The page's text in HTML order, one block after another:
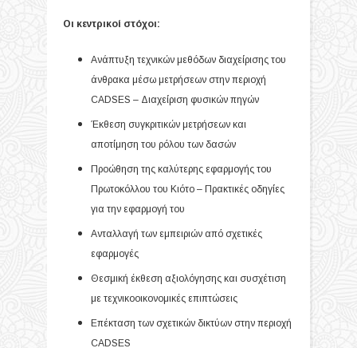
Οι κεντρικοί στόχοι:
Ανάπτυξη τεχνικών μεθόδων διαχείρισης του
άνθρακα μέσω μετρήσεων στην περιοχή
CADSES – Διαχείριση φυσικών πηγών
Έκθεση συγκριτικών μετρήσεων και
αποτίμηση του ρόλου των δασών
Προώθηση της καλύτερης εφαρμογής του
Πρωτοκόλλου του Κιότο – Πρακτικές οδηγίες
για την εφαρμογή του
Ανταλλαγή των εμπειριών από σχετικές
εφαρμογές
Θεσμική έκθεση αξιολόγησης και συσχέτιση
με τεχνικοοικονομικές επιπτώσεις
Επέκταση των σχετικών δικτύων στην περιοχή
CADSES